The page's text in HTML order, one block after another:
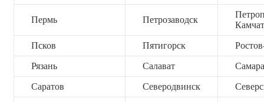
Пермь Петрозаводск
Псков Пятигорск
Рязань Салават Самара
Саратов Северодвинск